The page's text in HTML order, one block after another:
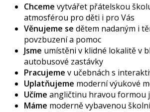
Chceme vytvářet přátelskou
atmosférou pro děti i pro Vás
Věnujeme se dětem nadaným i
povzbuzení a pomoc
Jsme umístěni v klidné lokalitě v
autobusové zastávky
Pracujeme v učebnách s
Uplatňujeme moderní výukové
Učíme angličtinu hravou formou
Máme moderně vybavenou